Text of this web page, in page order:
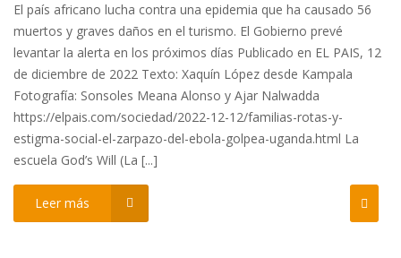
El país africano lucha contra una epidemia que ha causado 56
muertos y graves daños en el turismo. El Gobierno prevé
levantar la alerta en los próximos días Publicado en EL PAIS, 12
de diciembre de 2022 Texto: Xaquín López desde Kampala
Fotografía: Sonsoles Meana Alonso y Ajar Nalwadda
https://elpais.com/sociedad/2022-12-12/familias-rotas-y-
estigma-social-el-zarpazo-del-ebola-golpea-uganda.html La
escuela God’s Will (La [...]
Leer más